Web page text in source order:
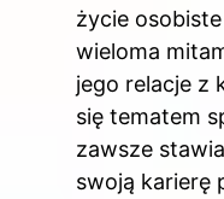
życie osobiste
wieloma
jego relacje z
się tematem
zawsze
swoją karierę